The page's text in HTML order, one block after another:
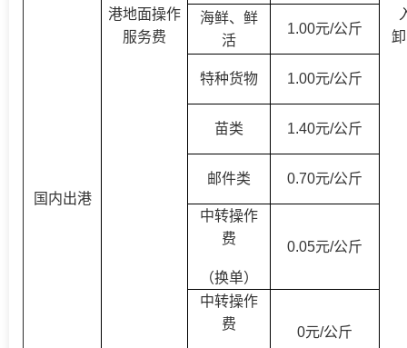
国内出港
港地面操作
服务费
海鲜、鲜
活
1.00元/公斤
特种货物 1.00元/公斤
苗类 1.40元/公斤
邮件类 0.70元/公斤
中转操作
费
（换单）
0.05元/公斤
中转操作
费
0元/公斤